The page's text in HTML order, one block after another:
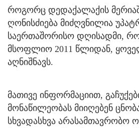
როგორც დედაქალაქის
ღონისძიება მიძღვნილია
საერთაშორისო დღისადმი,
მსოფლიო 2011 წლიდან,
აღნიშნავს.
მათივე ინფორმაციით,
მონაწილეობას მიიღებენ
სხვადასხვა არასამთავრობო